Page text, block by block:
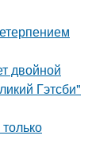
двойной
Гэтсби"